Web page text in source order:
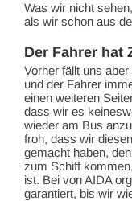
Was wir nicht
als wir schon aus
Der Fahrer hat
Vorher fällt uns
und der Fahrer
einen weiteren
dass wir es
wieder am Bus
froh, dass wir
gemacht haben,
zum Schiff
ist. Bei von AIDA
garantiert, bis wir